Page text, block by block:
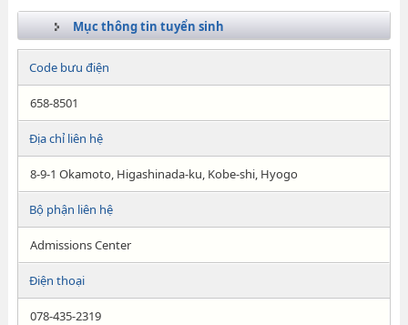
Mục thông tin tuyển sinh
Code bưu điện
658-8501
Địa chỉ liên hệ
8-9-1 Okamoto, Higashinada-ku, Kobe-shi, Hyogo
Bộ phận liên hệ
Admissions Center
Điện thoại
078-435-2319